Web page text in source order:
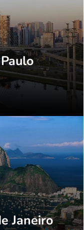
Janeiro